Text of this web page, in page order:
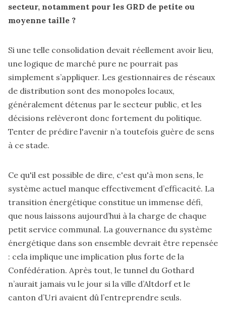
secteur, notamment pour les GRD de petite ou
moyenne taille ?
Si une telle consolidation devait réellement avoir lieu,
une logique de marché pure ne pourrait pas
simplement s’appliquer. Les gestionnaires de réseaux
de distribution sont des monopoles locaux,
généralement détenus par le secteur public, et les
décisions relèveront donc fortement du politique.
Tenter de prédire l'avenir n’a toutefois guère de sens
à ce stade.
Ce qu'il est possible de dire, c'est qu'à mon sens, le
système actuel manque effectivement d’efficacité. La
transition énergétique constitue un immense défi,
que nous laissons aujourd’hui à la charge de chaque
petit service communal. La gouvernance du système
énergétique dans son ensemble devrait être repensée
: cela implique une implication plus forte de la
Confédération. Après tout, le tunnel du Gothard
n’aurait jamais vu le jour si la ville d’Altdorf et le
canton d’Uri avaient dû l’entreprendre seuls.